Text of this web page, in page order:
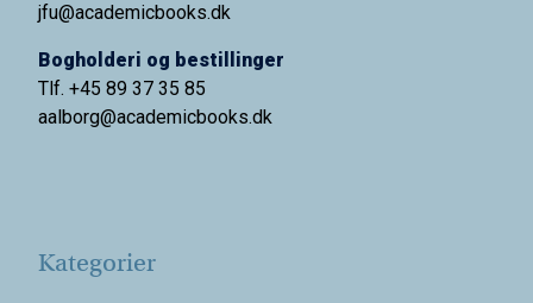
jfu@academicbooks.dk
Bogholderi og bestillinger
Tlf. +45 89 37 35 85
aalborg@academicbooks.dk
Kategorier